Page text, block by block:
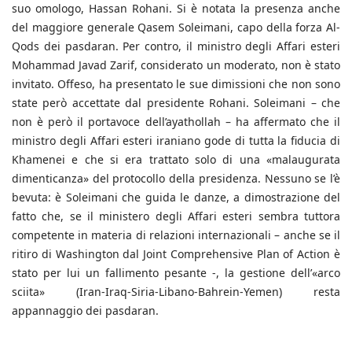
suo omologo, Hassan Rohani. Si è notata la presenza anche
del maggiore generale Qasem Soleimani, capo della forza Al-
Qods dei pasdaran. Per contro, il ministro degli Affari esteri
Mohammad Javad Zarif, considerato un moderato, non è stato
invitato. Offeso, ha presentato le sue dimissioni che non sono
state però accettate dal presidente Rohani. Soleimani – che
non è però il portavoce dell’ayathollah – ha affermato che il
ministro degli Affari esteri iraniano gode di tutta la fiducia di
Khamenei e che si era trattato solo di una «malaugurata
dimenticanza» del protocollo della presidenza. Nessuno se l’è
bevuta: è Soleimani che guida le danze, a dimostrazione del
fatto che, se il ministero degli Affari esteri sembra tuttora
competente in materia di relazioni internazionali – anche se il
ritiro di Washington dal Joint Comprehensive Plan of Action è
stato per lui un fallimento pesante -, la gestione dell’«arco
sciita» (Iran-Iraq-Siria-Libano-Bahrein-Yemen) resta
appannaggio dei pasdaran.